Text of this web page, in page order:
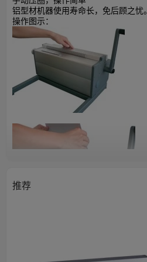
铝型材机器使用寿命长，免后顾之忧。
操作图示：
推荐